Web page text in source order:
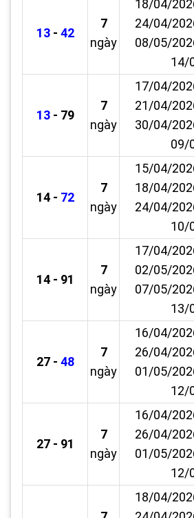
13- 42
7
ngày
18/04/
24/04/
08/05/
14/
13- 79
7
ngày
17/04/
21/04/
30/04/
09/
14 - 72
7
ngày
15/04/
18/04/
24/04/
10/
14 - 91
7
ngày
17/04/
02/05/
07/05/
13/
27 - 48
7
ngày
16/04/
26/04/
01/05/
12/
27 - 91
7
ngày
16/04/
26/04/
01/05/
12/
18/04/